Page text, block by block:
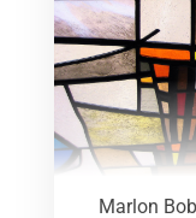
Marlon